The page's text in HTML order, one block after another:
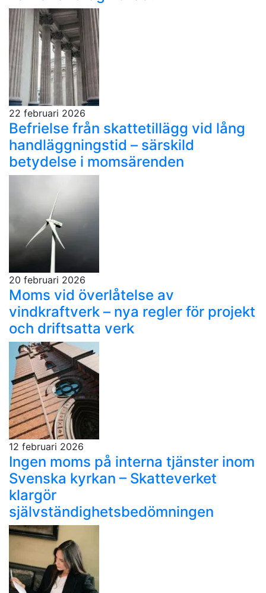
22 februari 2026
Befrielse från skattetillägg vid lång
handläggningstid – särskild
betydelse i momsärenden
20 februari 2026
Moms vid överlåtelse av
vindkraftverk – nya regler för projekt
och driftsatta verk
12 februari 2026
Ingen moms på interna tjänster inom
Svenska kyrkan – Skatteverket
klargör
självständighetsbedömningen